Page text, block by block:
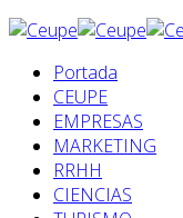
Portada
CEUPE
EMPRESAS
MARKETING
RRHH
CIENCIAS